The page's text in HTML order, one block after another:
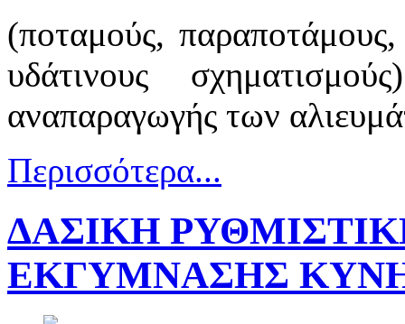
(ποταμούς, παραποτάμους,
υδάτινους
αναπαραγωγής των
Περισσότερα...
ΔΑΣΙΚΗ
ΕΚΓΥΜΝΑΣΗΣ